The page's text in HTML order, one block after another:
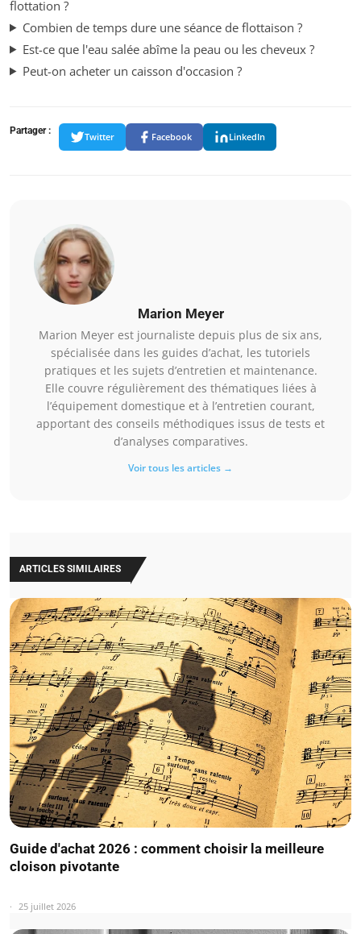
flottation ?
Combien de temps dure une séance de flottaison ?
Est-ce que l'eau salée abîme la peau ou les cheveux ?
Peut-on acheter un caisson d'occasion ?
Partager :
Twitter Facebook LinkedIn
Marion Meyer
Marion Meyer est journaliste depuis plus de six ans,
spécialisée dans les guides d’achat, les tutoriels
pratiques et les sujets d’entretien et maintenance.
Elle couvre régulièrement des thématiques liées à
l’équipement domestique et à l’entretien courant,
apportant des conseils méthodiques issus de tests et
d’analyses comparatives.
Voir tous les articles →
ARTICLES SIMILAIRES
Guide d'achat 2026 : comment choisir la meilleure
cloison pivotante
25 juillet 2026